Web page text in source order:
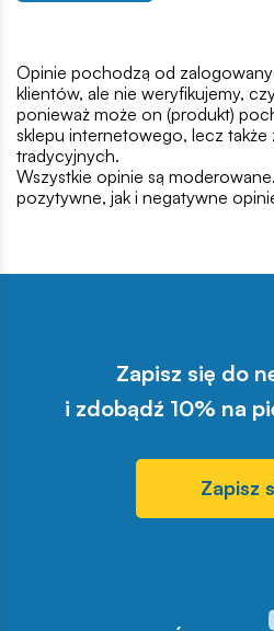
Opinie pochodzą od
klientów, ale nie weryfikujemy,
ponieważ może on (produkt)
sklepu internetowego, lecz
tradycyjnych.
Wszystkie opinie są
pozytywne, jak i negatywne
Zapisz się do
i zdobądź 10% na
Zapisz